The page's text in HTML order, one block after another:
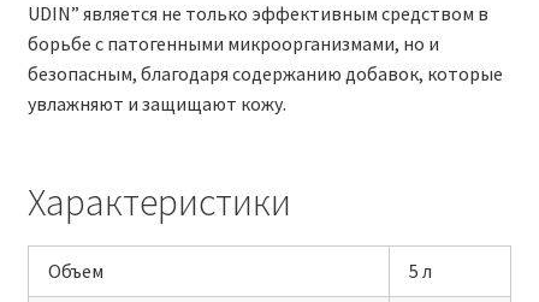
UDIN” является не только эффективным средством в
борьбе с патогенными микроорганизмами, но и
безопасным, благодаря содержанию добавок, которые
увлажняют и защищают кожу.
Характеристики
Объем 5 л